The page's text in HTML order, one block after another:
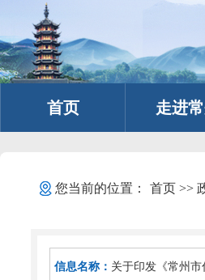
首页 走进
您当前的位置： 首页>>
信息名称： 关于印发《常州